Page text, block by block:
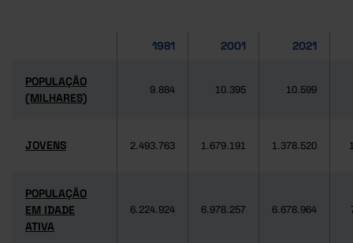
1981 2001 2021
POPULAÇÃO
(MILHARES)
9.884 10.395 10.599
JOVENS 2.493.763 1.679.191 1.378.520
POPULAÇÃO
EM IDADE
ATIVA
6.224.924 6.978.257 6.678.964